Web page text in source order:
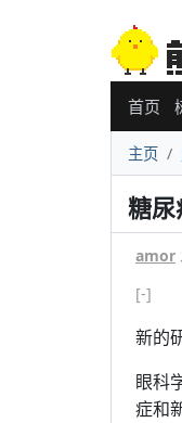
首页
主页
糖
amor
[-]
新的
眼科
症和